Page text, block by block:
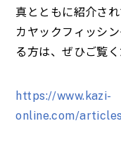
真とともに紹介され
カヤックフィッシ
る方は、ぜひご覧く
https://www.kazi-
online.com/